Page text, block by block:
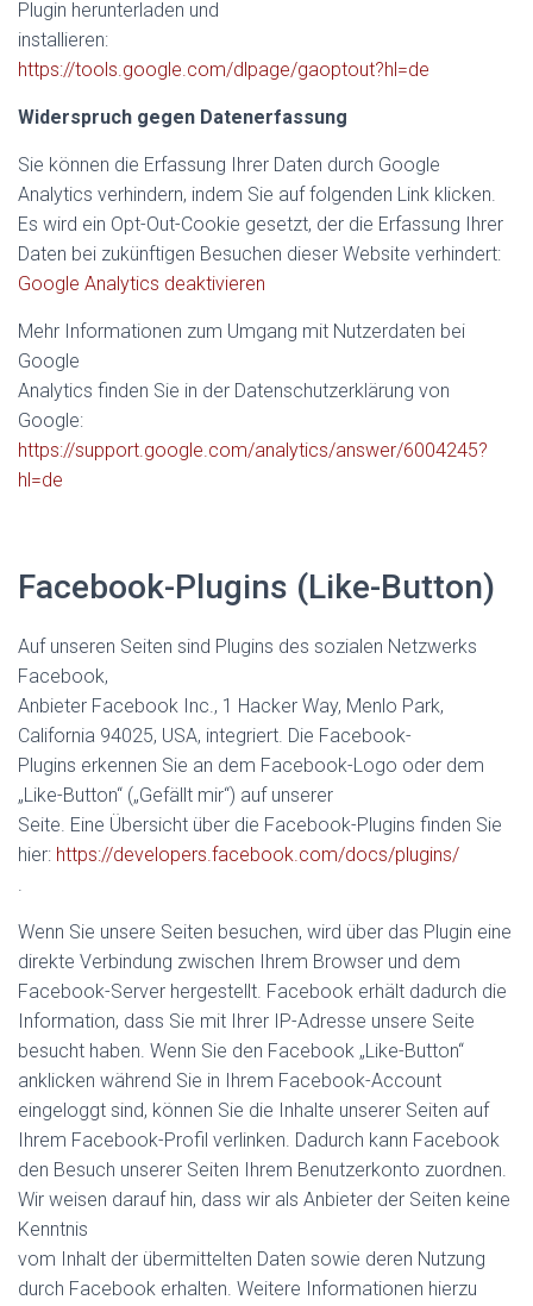
Plugin herunterladen und
installieren:
https://tools.google.com/dlpage/gaoptout?hl=de
Widerspruch gegen Datenerfassung
Sie können die Erfassung Ihrer Daten durch Google
Analytics verhindern, indem Sie auf folgenden Link klicken.
Es wird ein Opt-Out-Cookie gesetzt, der die Erfassung Ihrer
Daten bei zukünftigen Besuchen dieser Website verhindert:
Google Analytics deaktivieren
Mehr Informationen zum Umgang mit Nutzerdaten bei
Google
Analytics finden Sie in der Datenschutzerklärung von
Google:
https://support.google.com/analytics/answer/6004245?
hl=de
Facebook-Plugins (Like-Button)
Auf unseren Seiten sind Plugins des sozialen Netzwerks
Facebook,
Anbieter Facebook Inc., 1 Hacker Way, Menlo Park,
California 94025, USA, integriert. Die Facebook-
Plugins erkennen Sie an dem Facebook-Logo oder dem
„Like-Button“ („Gefällt mir“) auf unserer
Seite. Eine Übersicht über die Facebook-Plugins finden Sie
hier: https://developers.facebook.com/docs/plugins/
.
Wenn Sie unsere Seiten besuchen, wird über das Plugin eine
direkte Verbindung zwischen Ihrem Browser und dem
Facebook-Server hergestellt. Facebook erhält dadurch die
Information, dass Sie mit Ihrer IP-Adresse unsere Seite
besucht haben. Wenn Sie den Facebook „Like-Button“
anklicken während Sie in Ihrem Facebook-Account
eingeloggt sind, können Sie die Inhalte unserer Seiten auf
Ihrem Facebook-Profil verlinken. Dadurch kann Facebook
den Besuch unserer Seiten Ihrem Benutzerkonto zuordnen.
Wir weisen darauf hin, dass wir als Anbieter der Seiten keine
Kenntnis
vom Inhalt der übermittelten Daten sowie deren Nutzung
durch Facebook erhalten. Weitere Informationen hierzu